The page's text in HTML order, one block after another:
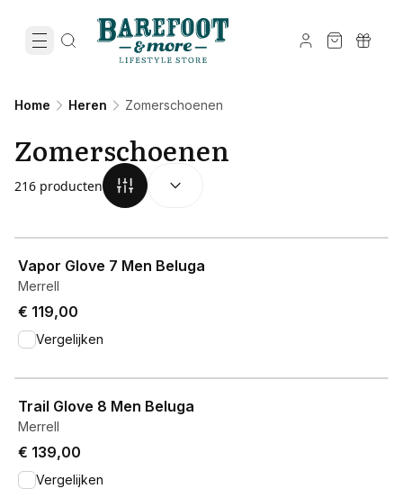
Home Heren Zomerschoenen
Zomerschoenen
216 producten
Vapor Glove 7 Men Beluga
Merrell
€ 119,00
Vergelijken
Trail Glove 8 Men Beluga
Merrell
€ 139,00
Vergelijken